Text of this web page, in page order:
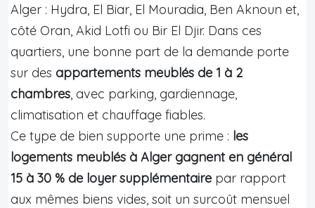
Alger : Hydra, El Biar, El Mouradia, Ben Aknoun et,
côté Oran, Akid Lotfi ou Bir El Djir. Dans ces
quartiers, une bonne part de la demande porte
sur des appartements meublés de 1 à 2
chambres, avec parking, gardiennage,
climatisation et chauffage fiables.
Ce type de bien supporte une prime : les
logements meublés à Alger gagnent en général
15 à 30 % de loyer supplémentaire par rapport
aux mêmes biens vides, soit un surcoût mensuel